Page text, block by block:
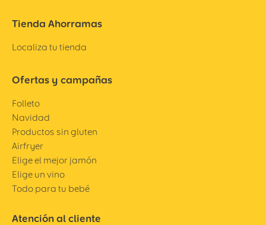
Tienda Ahorramas
Localiza tu tienda
Ofertas y campañas
Folleto
Navidad
Productos sin gluten
Airfryer
Elige el mejor jamón
Elige un vino
Todo para tu bebé
Atención al cliente